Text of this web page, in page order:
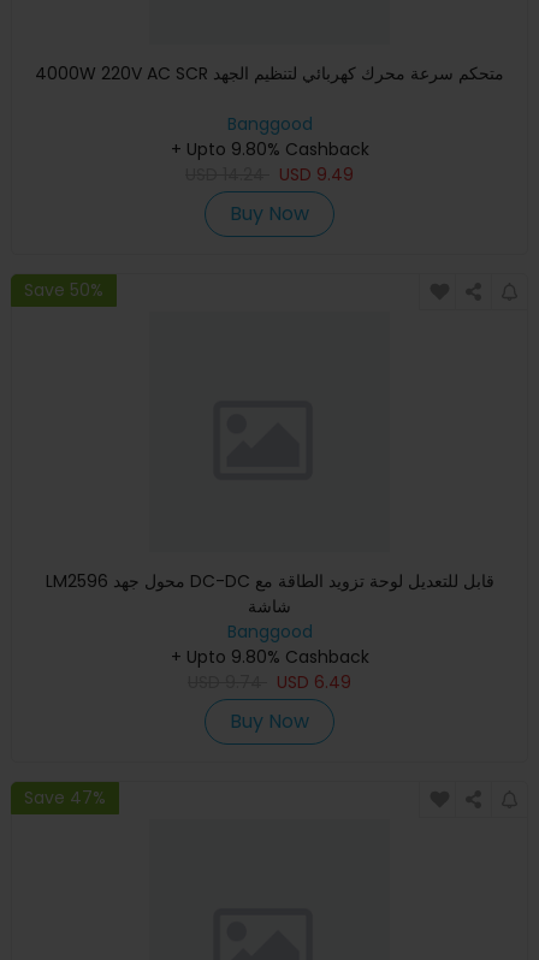
4000W 220V AC SCR متحكم سرعة محرك كهربائي لتنظيم الجهد
Banggood
+ Upto 9.80% Cashback
USD 9.49
Buy Now
Save 50%
LM2596 محول جهد DC-DC قابل للتعديل لوحة تزويد الطاقة مع
شاشة
Banggood
+ Upto 9.80% Cashback
USD 6.49
Buy Now
Save 47%